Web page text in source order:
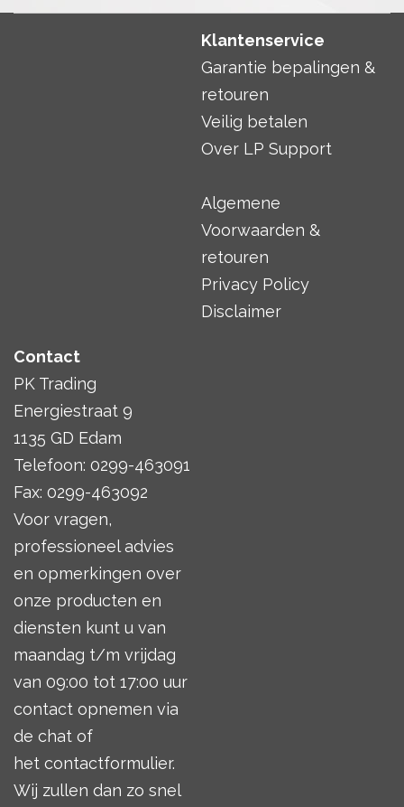
Klantenservice
Garantie bepalingen &
retouren
Veilig betalen
Over LP Support
Algemene
Voorwaarden &
retouren
Privacy Policy
Disclaimer
Contact
PK Trading
Energiestraat 9
1135 GD Edam
Telefoon: 0299-463091
Fax: 0299-463092
Voor vragen,
professioneel advies
en opmerkingen over
onze producten en
diensten kunt u van
maandag t/m vrijdag
van 09:00 tot 17:00 uur
contact opnemen via
de chat of
het contactformulier.
Wij zullen dan zo snel